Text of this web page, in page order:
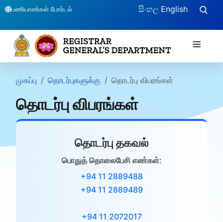
பணியாளர்கள் போர்டல் සිංහල English
≡
முகப்பு தொடர்புகளுக்கு தொடர்பு விபரங்கள்
தொடர்பு விபரங்கள்
தொடர்பு தகவல்
பொதுத் தொலைபேசி எண்கள்:
+94 11 2889488
+94 11 2889489
+94 11 2072017